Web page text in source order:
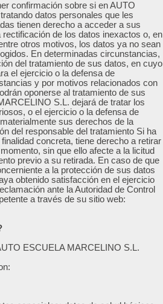
confirmación sobre si en AUTO
datos personales que les
tienen derecho a acceder a sus
de los datos inexactos o, en
otros motivos, los datos ya no sean
En determinadas circunstancias,
del tratamiento de sus datos, en cuyo
el ejercicio o la defensa de
y por motivos relacionados con
oponerse al tratamiento de sus
S.L. dejará de tratar los
o el ejercicio o la defensa de
sus derechos de la
del responsable del tratamiento Si ha
concreta, tiene derecho a retirar
sin que ello afecte a la licitud
previo a su retirada. En caso de que
a la protección de sus datos
obtenido satisfacción en el ejercicio
ante la Autoridad de Control
a través de su sitio web:
ESCUELA MARCELINO S.L.